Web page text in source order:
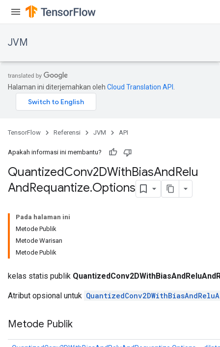
JVM
Halaman ini diterjemahkan oleh Cloud Translation API
TensorFlow Referensi JVM API
Apakah informasi ini membantu?
QuantizedConv2DWithBiasAndRelu
AndRequantize.Options
Pada halaman ini
Metode Publik
Metode Warisan
Metode Publik
kelas statis publik
Atribut opsional untuk
Metode Publik